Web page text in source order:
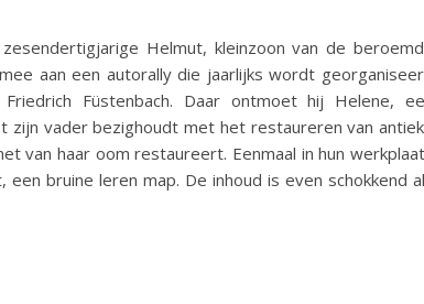
Helmut, kleinzoon van de
aan een autorally die jaarlijks wordt
Füstenbach. Daar ontmoet hij Helene,
zijn vader bezighoudt met het restaureren van
van haar oom restaureert. Eenmaal in hun
bruine leren map. De inhoud is even schokkend